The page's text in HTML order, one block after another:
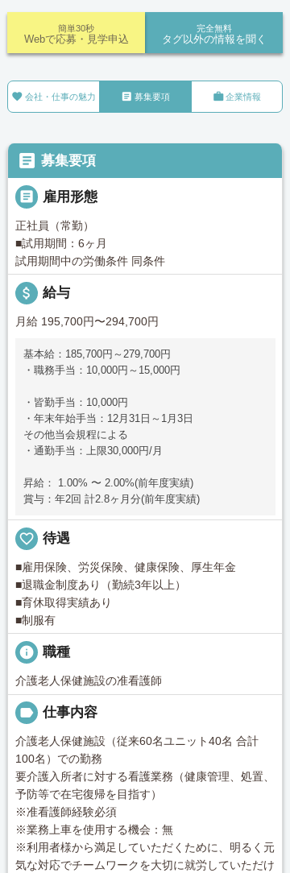
完全無料
タグ以外の情報を聞く
簡単30秒
Webで応募・見学申込
 会社・仕事の魅力  募集要項 企業情報
 募集要項
 雇用形態
正社員（常勤）
■試用期間：6ヶ月
試用期間中の労働条件 同条件
attach_money 給与
月給 195,700円〜294,700円
基本給：185,700円～279,700円
・職務手当：10,000円～15,000円
・皆勤手当：10,000円
・年末年始手当：12月31日～1月3日
その他当会規程による
・通勤手当：上限30,000円/月
昇給： 1.00% 〜 2.00%(前年度実績)
賞与：年2回 計2.8ヶ月分(前年度実績)
favorite_border 待遇
■雇用保険、労災保険、健康保険、厚生年金
■退職金制度あり（勤続3年以上）
■育休取得実績あり
■制服有
info 職種
介護老人保健施設の准看護師
label 仕事内容
介護老人保健施設（従来60名ユニット40名 合計
100名）での勤務
要介護入所者に対する看護業務（健康管理、処置、
予防等で在宅復帰を目指す）
※准看護師経験必須
※業務上車を使用する機会：無
※利用者様から満足していただくために、明るく元
気な対応でチームワークを大切に就労していただけ